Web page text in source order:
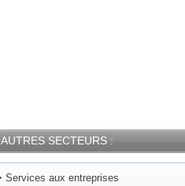
AUTRES SECTEURS :
Services aux entreprises